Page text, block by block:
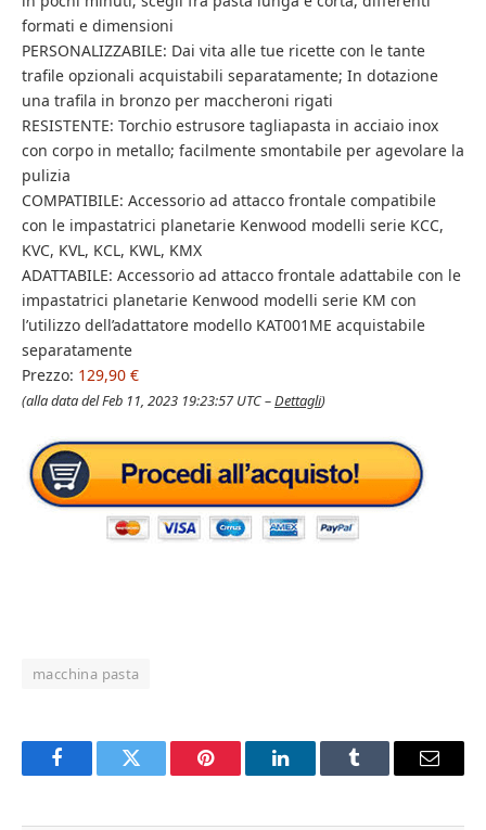
formati e dimensioni
PERSONALIZZABILE: Dai vita alle tue ricette con le tante
trafile opzionali acquistabili separatamente; In dotazione
una trafila in bronzo per maccheroni rigati
RESISTENTE: Torchio estrusore tagliapasta in acciaio inox
con corpo in metallo; facilmente smontabile per agevolare la
pulizia
COMPATIBILE: Accessorio ad attacco frontale compatibile
con le impastatrici planetarie Kenwood modelli serie KCC,
KVC, KVL, KCL, KWL, KMX
ADATTABILE: Accessorio ad attacco frontale adattabile con le
impastatrici planetarie Kenwood modelli serie KM con
l’utilizzo dell’adattatore modello KAT001ME acquistabile
separatamente
Prezzo: 129,90 €
(alla data del Feb 11, 2023 19:23:57 UTC –Dettagli)
macchina pasta
FacebookTwitter Pinterest LinkedInTumblr Email